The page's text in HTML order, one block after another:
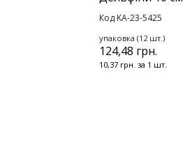
Код KA-23-5425
упаковка (12 шт.)
124,48 грн.
10,37 грн. за 1 шт.